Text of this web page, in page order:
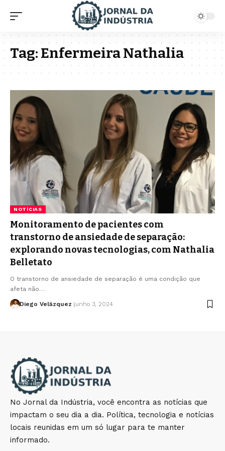
Tag:Enfermeira Nathalia
NOTÍCIAS
Monitoramento de pacientes com
transtorno de ansiedade de separação:
explorando novas tecnologias, com Nathalia
Belletato
O transtorno de ansiedade de separação é uma condição que
afeta não…
Diego Velázquez junho 3, 2024
No Jornal da Indústria, você encontra as notícias que
impactam o seu dia a dia. Política, tecnologia e notícias
locais reunidas em um só lugar para te manter
informado.